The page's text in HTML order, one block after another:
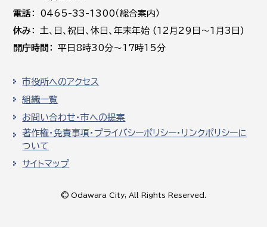
電話
0465-33-1300（総合案内）
休み
土､日､祝日、休日、年末年始 (12月29日～1月3日)
開庁時間
平日8時30分～17時15分
市役所へのアクセス
組織一覧
お問い合わせ・市への提案
著作権・免責事項・プライバシーポリシー・リンクポリシーに
ついて
サイトマップ
© Odawara City, All Rights Reserved.